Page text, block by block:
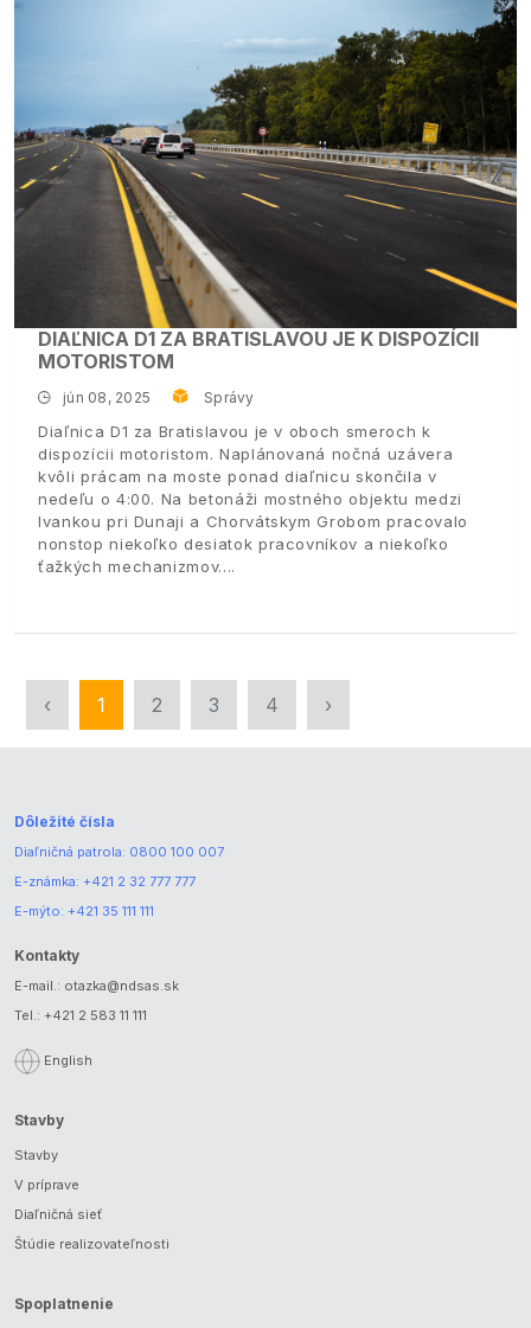
DIAĽNICA D1 ZA BRATISLAVOU JE K DISPOZÍCII
MOTORISTOM
jún 08, 2025 Správy
Diaľnica D1 za Bratislavou je v oboch smeroch k
dispozícii motoristom. Naplánovaná nočná uzávera
kvôli prácam na moste ponad diaľnicu skončila v
nedeľu o 4:00. Na betonáži mostného objektu medzi
Ivankou pri Dunaji a Chorvátskym Grobom pracovalo
nonstop niekoľko desiatok pracovníkov a niekoľko
ťažkých mechanizmov.
‹ 1 2 3 4 ›
Dôležité čísla
Diaľničná patrola: 0800 100 007
E-známka: +421 2 32 777 777
E-mýto: +421 35 111 111
Kontakty
E-mail.: otazka@ndsas.sk
Tel.: +421 2 583 11 111
English
Stavby
Stavby
V príprave
Diaľničná sieť
Štúdie realizovateľnosti
Spoplatnenie